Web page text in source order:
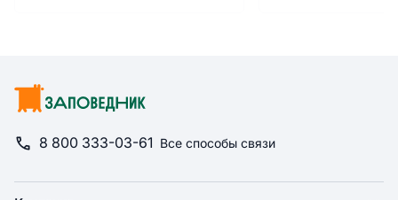
8 800 333-03-61 Все способы связи